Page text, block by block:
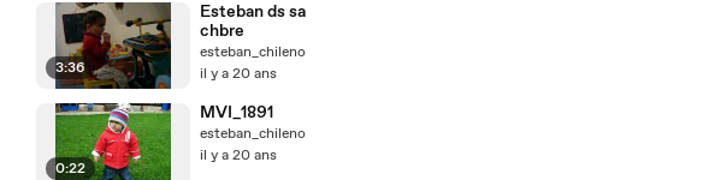
3:36
Esteban ds sa
chbre
esteban_chileno
il y a 20 ans
0:22
MVI_1891
esteban_chileno
il y a 20 ans